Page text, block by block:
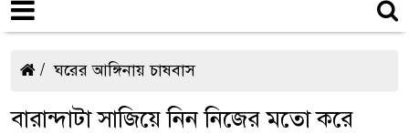
ঘরের আঙ্গিনায় চাষবাস
বারান্দাটা সাজিয়ে নিন নিজের মতো করে